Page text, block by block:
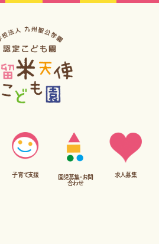
子育て支援
園児募集・お問
合わせ
求人募集